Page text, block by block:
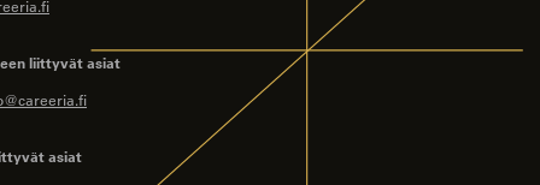
liittyvät asiat
asiat